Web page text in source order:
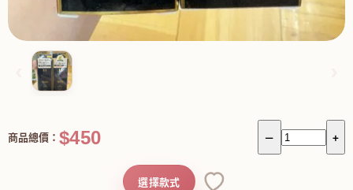
－ +
商品總價： $450
選擇款式